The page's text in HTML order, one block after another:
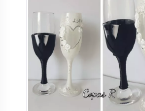
floral coche